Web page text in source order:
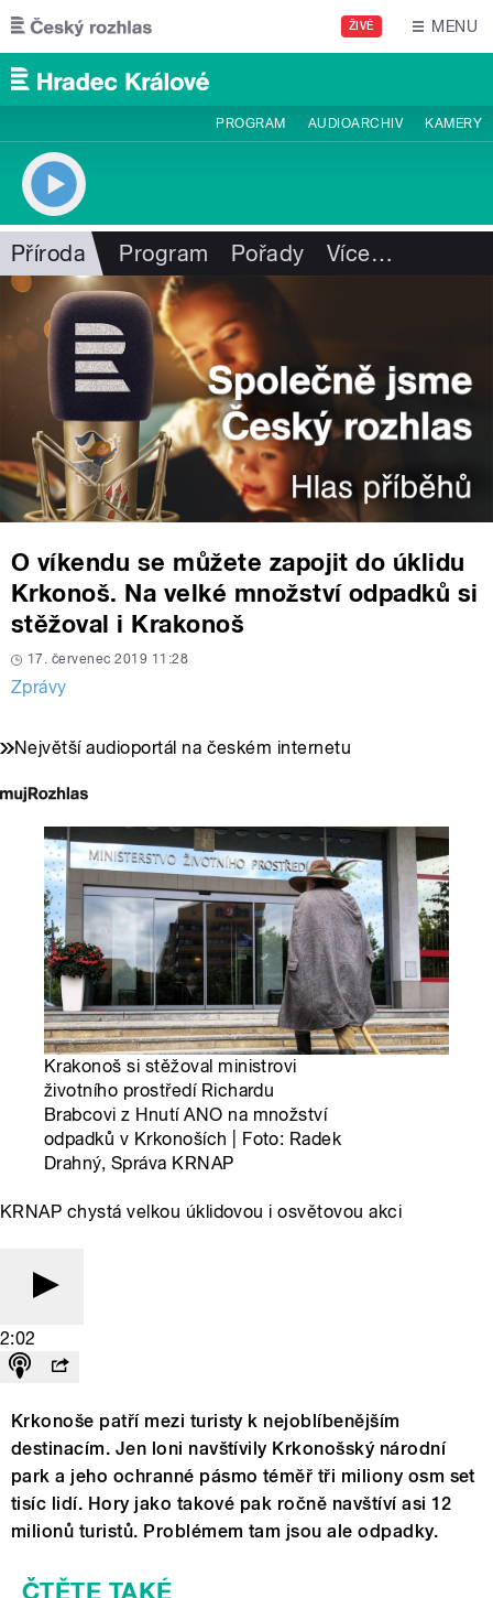
Přejít k hlavnímu obsahu
ŽIVĚ MENU
PROGRAM AUDIOARCHIV KAMERY
Příroda Program Pořady Více…
O víkendu se můžete zapojit do úklidu
Krkonoš. Na velké množství odpadků si
stěžoval i Krakonoš
17. červenec 2019 11:28
Zprávy
Největší audioportál na českém internetu
Krakonoš si stěžoval ministrovi
životního prostředí Richardu
Brabcovi z Hnutí ANO na množství
odpadků v Krkonoších | Foto: Radek
Drahný, Správa KRNAP
KRNAP chystá velkou úklidovou i osvětovou akci
2:02
Krkonoše patří mezi turisty k nejoblíbenějším
destinacím. Jen loni navštívily Krkonošský národní
park a jeho ochranné pásmo téměř tři miliony osm set
tisíc lidí. Hory jako takové pak ročně navštíví asi 12
milionů turistů. Problémem tam jsou ale odpadky.